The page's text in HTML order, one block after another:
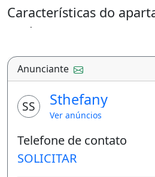
Características do
Área de serviço
Anunciante
SS Sthefany
Ver anúncios
Telefone de contato
SOLICITAR